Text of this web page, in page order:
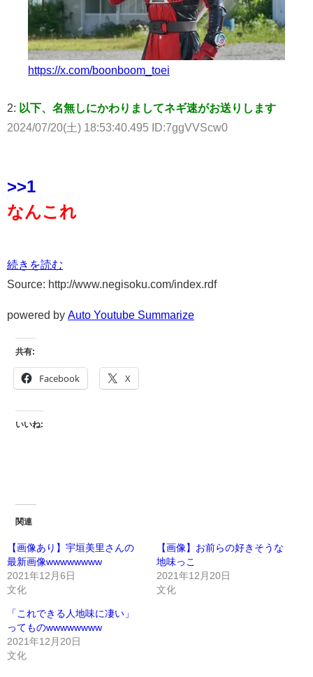
https://x.com/boonboom_toei
2: 以下、名無しにかわりましてネギ速がお送りします
2024/07/20(土) 18:53:40.495 ID:7ggVVScw0
>>1
なんこれ
続きを読む
Source: http://www.negisoku.com/index.rdf
powered by Auto Youtube Summarize
共有:
Facebook X
いいね:
関連
【画像あり】宇垣美里さんの
最新画像wwwwwwww
2021年12月6日
文化
【画像】お前らの好きそうな
地味っこ
2021年12月20日
文化
「これできる人地味に凄い」
ってものwwwwwwww
2021年12月20日
文化